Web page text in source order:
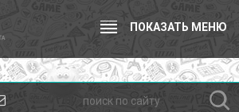
ПОКАЗАТЬ МЕНЮ